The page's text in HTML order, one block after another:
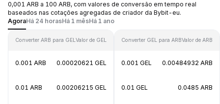
0,001 ARB a 100 ARB, com valores de conversão em tempo real
baseados nas cotações agregadas de criador da Bybit-eu.
AgoraHá 24 horasHá 1 mêsHá 1 ano
Converter ARB para GELValor de GEL
0.001 ARB 0.00020621 GEL
0.01 ARB 0.00206215 GEL
Converter GEL para ARBValor de ARB
0.001 GEL 0.00484932 ARB
0.01 GEL 0.0485 ARB